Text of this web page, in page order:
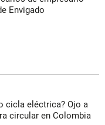
Envigado
cicla eléctrica? Ojo a
circular en Colombia